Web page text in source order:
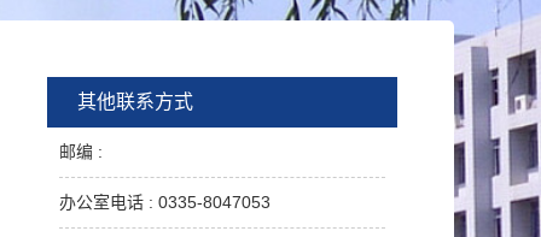
其他联系方式
邮编 :
办公室电话 : 0335-8047053